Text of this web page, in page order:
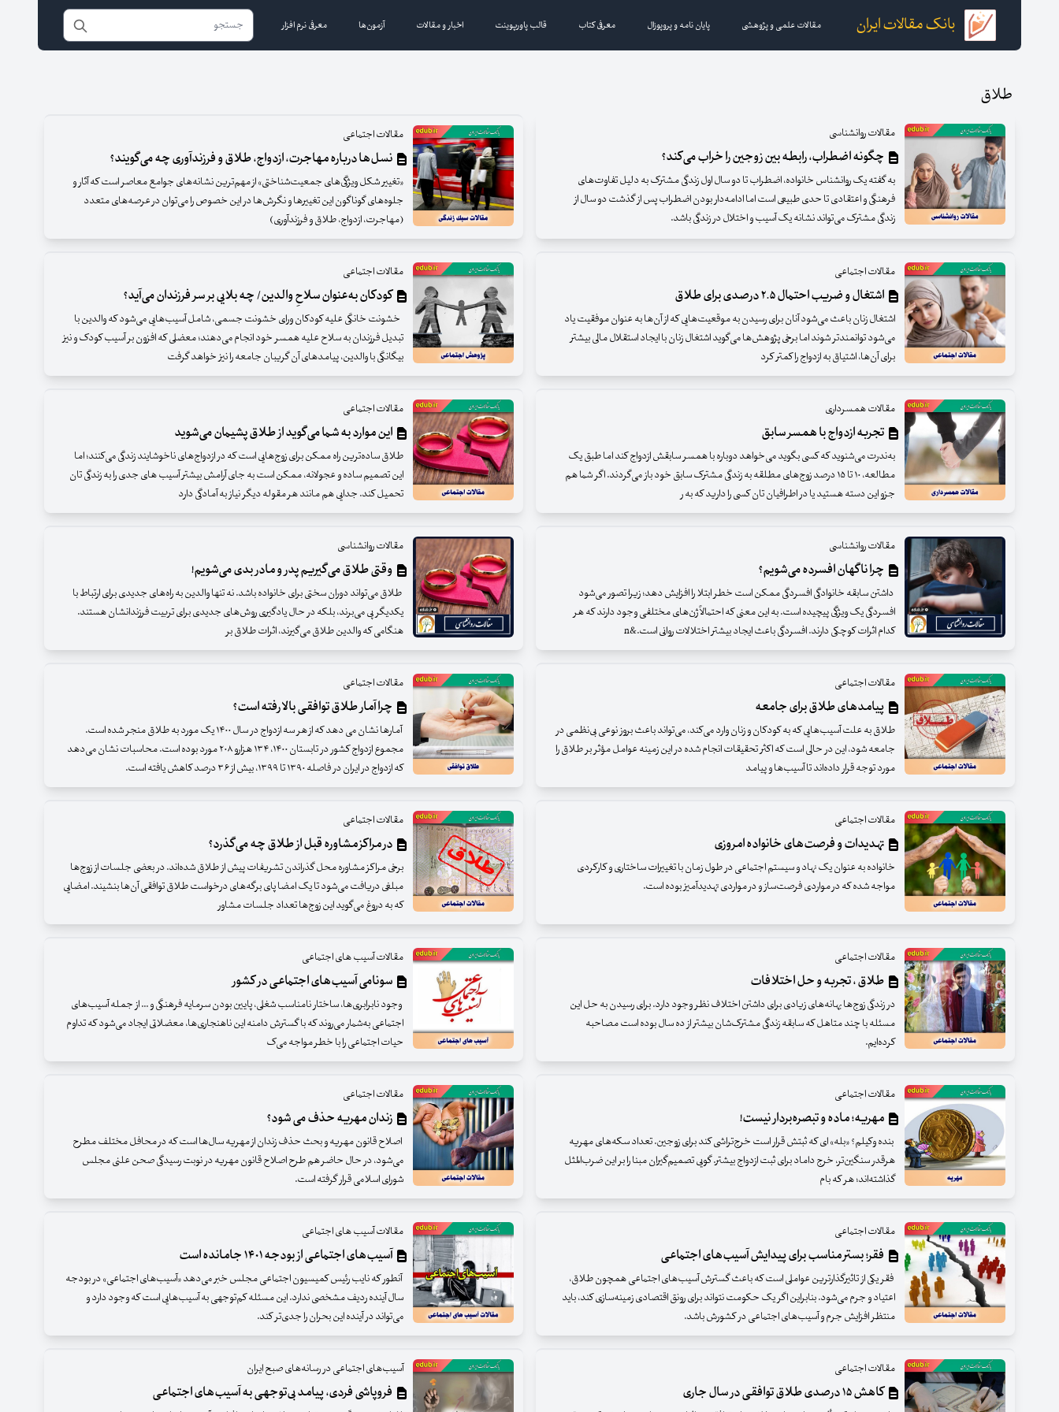
بانک مقالات ایران مقالات علمی و پژوهشی پایان نامه و پروپوزال معرفی کتاب قالب پاورپوینت اخبار و مقالات آزمون‌ها معرفی نرم افزار
طلاق
مقالات روانشناسی
چگونه اضطراب، رابطه بین زوجین را خراب می‌کند؟
به گفته یک روانشناس خانواده، اضطراب تا دو سال اول زندگی مشترک به دلیل تفاوت‌های
فرهنگی و اعتقادی تا حدی طبیعی است اما ادامه‌دار بودن اضطراب پس از گذشت دو سال از
زندگی مشترک می‌تواند نشانه یک آسیب و اختلال در زندگی باشد.
مقالات اجتماعی
نسل‌ها درباره مهاجرت، ازدواج، طلاق و فرزندآوری چه می‌گویند؟
«تغییر شکل ویژگی‌های جمعیت‌شناختی» از مهم‌ترین نشانه‌های جوامع معاصر است که آثار و
جلوه‌های گوناگون این تغییرها و نگرش‌ها در این خصوص را می‌توان در عرصه‌های متعدد
(مهاجرت، ازدواج، طلاق و فرزندآوری)
مقالات اجتماعی
اشتغال و ضریب احتمال ۲.۵ درصدی برای طلاق
اشتغال زنان باعث می‌شود آنان برای رسیدن به موقعیت‌هایی که از آن‌ها به عنوان موفقیت یاد
می‌شود توانمندتر شوند اما برخی پژوهش‌ها می‌گوید اشتغال زنان با ایجاد استقلال مالی بیشتر
برای آن‌ها، اشتیاق به ازدواج را کمتر کرد
مقالات اجتماعی
کودکان به‌عنوان سلاحِ والدین/ چه بلایی بر سر فرزندان می‌آید؟
خشونت خانگی علیه کودکان ورای خشونت جسمی، شامل آسیب‌هایی می‌شود که والدین با
تبدیل فرزندان به سلاح علیه همسر خود انجام می‌دهند؛ معضلی که افزون بر آسیب‌ کودک و نیز
بیگانگی با والدین، پیامدهای آن گریبان جامعه را نیز خواهد گرفت
مقالات همسرداری
تجربه ازدواج با همسر سابق
به‌ندرت می‌شنوید که کسی بگوید می‌خواهد دوباره با همسر سابقش ازدواج کند اما طبق یک
مطالعه، ۱۰ تا ۱۵ درصد زوج‌های مطلقه به زندگی مشترک سابق خود باز می‌گردند. اگر شما هم
جزو این دسته هستید یا در اطرافیان تان کسی را دارید که به ر
مقالات اجتماعی
این موارد به شما می‌گوید از طلاق پشیمان می‌شوید
طلاق ساده‌ترین راه ممکن برای زوج‌هایی است که در ازدواج‌های ناخوشایند زندگی می‌کنند؛ اما
این تصمیم ساده و عجولانه، ممکن است به جای آرامش بیشتر آسیب های جدی را به زندگی تان
تحمیل کند. جدایی هم مانند هر مقوله دیگر نیاز به آمادگی دارد
مقالات روانشناسی
چرا ناگهان افسرده می‌شویم؟
داشتن سابقه خانوادگی افسردگی ممکن است خطر ابتلا را افزایش دهد؛ زیرا تصور می‌شود
افسردگی یک ویژگی پیچیده است. به این معنی که احتمالاً ژن‌های مختلفی وجود دارند که هر
کدام اثرات کوچکی دارند. افسردگی باعث ایجاد بیشتر اختلالات روانی است.&n
مقالات روانشناسی
وقتی طلاق می‌گیریم پدر و مادر بدی می‌شویم!
طلاق می‌تواند دوران سختی برای خانواده باشد. نه تنها والدین به راه‌های جدیدی برای ارتباط با
یکدیگر پی می‌برند، بلکه در حال یادگیری روش‌های جدیدی برای تربیت فرزندانشان هستند.
هنگامی که والدین طلاق می‌گیرند، اثرات طلاق بر
مقالات اجتماعی
پیامدهای طلاق برای جامعه
طلاق به علت آسیب‌هایی که به کودکان و زنان وارد می‌کند، می‌تواند باعث بروز نوعی بی‌نظمی در
جامعه شود، این در حالی است که اکثر تحقیقات انجام شده در این زمینه عوامل مؤثر بر طلاق را
مورد توجه قرار داده‌اند تا آسیب‌ها و پیامد
مقالات اجتماعی
چرا آمار طلاق توافقی بالا رفته است؟
آمارها نشان می دهد که از هر سه ازدواج در سال ۱۴۰۰ یک مورد به طلاق منجر شده است.
مجموع ازدواج کشور در تابستان ۱۴۰۰، ۱۳۴ هزارو ۲۰۸ مورد بوده است. محاسبات نشان می‌دهد
که ازدواج در ایران در فاصله ۱۳۹۰ تا ۱۳۹۹، بیش از ۳۶ درصد کاهش یافته است.
مقالات اجتماعی
تهدیدات و فرصت‌های خانواده امروزی
خانواده به عنوان یک نهاد و سیستم اجتماعی در طول زمان با تغییرات ساختاری و کارکردی
مواجه شده‌ که در مواردی فرصت‌ساز و در مواردی تهدیدآمیز بوده‌ است.
مقالات اجتماعی
در مراکز مشاوره قبل از طلاق چه می‌گذرد؟
برخی مراکز مشاوره محل گذراندن تشریفات پیش از طلاق شده‌اند. در بعضی جلسات از زوج‌ها
مبلغی دریافت می‌شود تا یک امضا پای برگه‌های درخواست طلاق توافقی آن‌ها بنشیند. امضایی
که به دروغ می‌گوید این زوج‌ها تعداد جلسات مشاور
مقالات اجتماعی
طلاق ، تجربه و حل اختلافات‌
در زندگی زوج‌ها بهانه‌های زیادی برای داشتن اختلاف نظر وجود دارد. برای رسیدن به حل این
مسئله با چند متاهل که سابقه زندگی‌ مشترک‌شان بیشتر از ده سال بوده است مصاحبه
کرده‌ایم.
مقالات آسیب های اجتماعی
سونامی آسیب‌های اجتماعی در کشور
وجود نابرابری‌ها، ساختار نامناسب شغلی، پایین بودن سرمایه فرهنگی و ... از جمله آسیب‌های
اجتماعی به‌شمار می‌روند که با گسترش دامنه این ناهنجاری‌ها، معضلاتی ایجاد می‌شود که تداوم
حیات اجتماعی را با خطر مواجه می‌ک
مقالات اجتماعی
مهریه؛ ماده و تبصره‌بردار نیست!
بنده وکیلم؟ «بله» ‌ای که ثبتش قرار است خرج‌تراشی کند برای زوجین. تعداد سکه‌های مهریه
هرقدر سنگین‌تر، خرج داماد برای ثبت ازدواج بیشتر. گویی تصمیم‌گیران مبنا را بر این ضرب‌المثل
گذاشته‌اند؛ هر که بام
مقالات اجتماعی
زندان مهریه حذف می شود؟
اصلاح قانون مهریه و بحث حذف زندان از مهریه سال‌ها است که در محافل مختلف مطرح
می‌شود، در حال حاضر هم طرح اصلاح قانون مهریه در نوبت رسیدگی صحن علنی مجلس
شورای اسلامی قرار گرفته است.
مقالات اجتماعی
فقر؛ بستر مناسب برای پیدایش آسیب‌های اجتماعی
فقر یکی از تاثیرگذارترین عواملی است که باعث گسترش آسیب‌های اجتماعی همچون طلاق،
اعتیاد و جرم می‌شود. بنابراین اگر یک حکومت نتواند برای رونق اقتصادی زمینه‌سازی کند، باید
منتظر افزایش جرم و آسیب‌های اجتماعی در کشورش باشد.
مقالات آسیب های اجتماعی
آسیب‌های اجتماعی از بودجه ۱۴۰۱ جامانده است
آنطور که نایب رئیس کمیسیون اجتماعی مجلس خبر می‌دهد «آسیب‌های اجتماعی» در بودجه
سال آینده ردیف مشخصی ندارد. این مسئله کم‌توجهی به آسیب‌هایی است که وجود دارد و
می‌تواند در آینده این بحران را جدی‌تر کند.
مقالات اجتماعی
کاهش ۱۵ درصدی طلاق توافقی در سال جاری
آسیب‌های اجتماعی در رسانه‌های صبح ایران
فروپاشی فردی، پیامد بی‌توجهی به آسیب‌های اجتماعی